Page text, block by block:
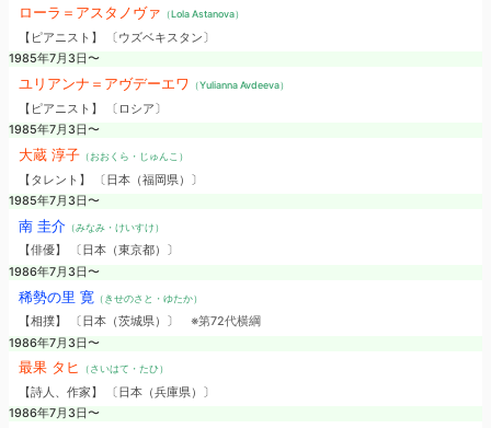
ローラ＝アスタノヴァ （Lola Astanova）
【ピアニスト】 〔ウズベキスタン〕
1985年7月3日〜
ユリアンナ＝アヴデーエワ （Yulianna Avdeeva）
【ピアニスト】 〔ロシア〕
1985年7月3日〜
大蔵 淳子（おおくら・じゅんこ）
【タレント】 〔日本（福岡県）〕
1985年7月3日〜
南 圭介（みなみ・けいすけ）
【俳優】 〔日本（東京都）〕
1986年7月3日〜
稀勢の里 寛 （きせのさと・ゆたか）
【相撲】 〔日本（茨城県）〕 ※第72代横綱
1986年7月3日〜
最果 タヒ （さいはて・たひ）
【詩人、作家】 〔日本（兵庫県）〕
1986年7月3日〜